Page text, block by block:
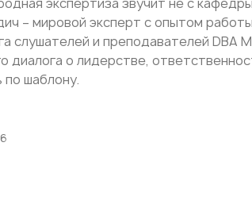
– мировой эксперт с опытом
слушателей и преподавателей DBA
диалога о лидерстве,
шаблону.